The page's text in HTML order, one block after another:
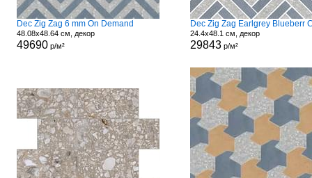
Dec Zig Zag 6 mm On Demand
48.08x48.64 см, декор
49690р/м²
24.4x48.1 см, декор
29843р/м²